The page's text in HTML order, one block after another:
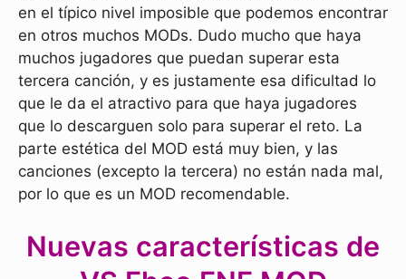
en el típico nivel imposible que podemos encontrar
en otros muchos MODs. Dudo mucho que haya
muchos jugadores que puedan superar esta
tercera canción, y es justamente esa dificultad lo
que le da el atractivo para que haya jugadores
que lo descarguen solo para superar el reto. La
parte estética del MOD está muy bien, y las
canciones (excepto la tercera) no están nada mal,
por lo que es un MOD recomendable.
Nuevas características de